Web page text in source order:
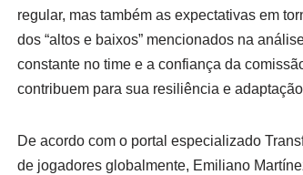
regular, mas também as expectativas em
dos “altos e baixos” mencionados na
constante no time e a confiança da
contribuem para sua resiliência e
De acordo com o portal especializado
de jogadores globalmente, Emiliano